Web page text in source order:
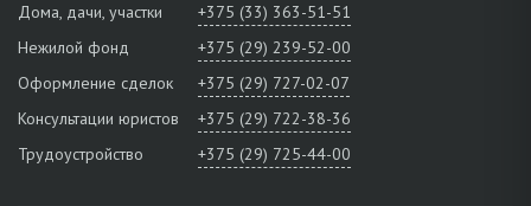
Дома, дачи, участки
+375 (33) 363-51-51
Нежилой фонд
+375 (29) 239-52-00
Оформление сделок
+375 (29) 727-02-07
Консультации юристов
+375 (29) 722-38-36
Трудоустройство
+375 (29) 725-44-00